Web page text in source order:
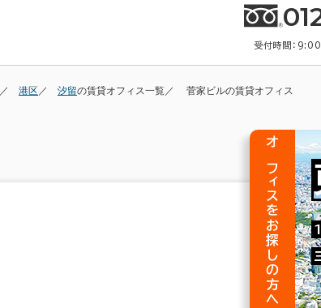
受付時間：
港区 汐留の賃貸オフィス一覧 菅家ビルの賃貸オフィス
オフィスをお探しの方へ